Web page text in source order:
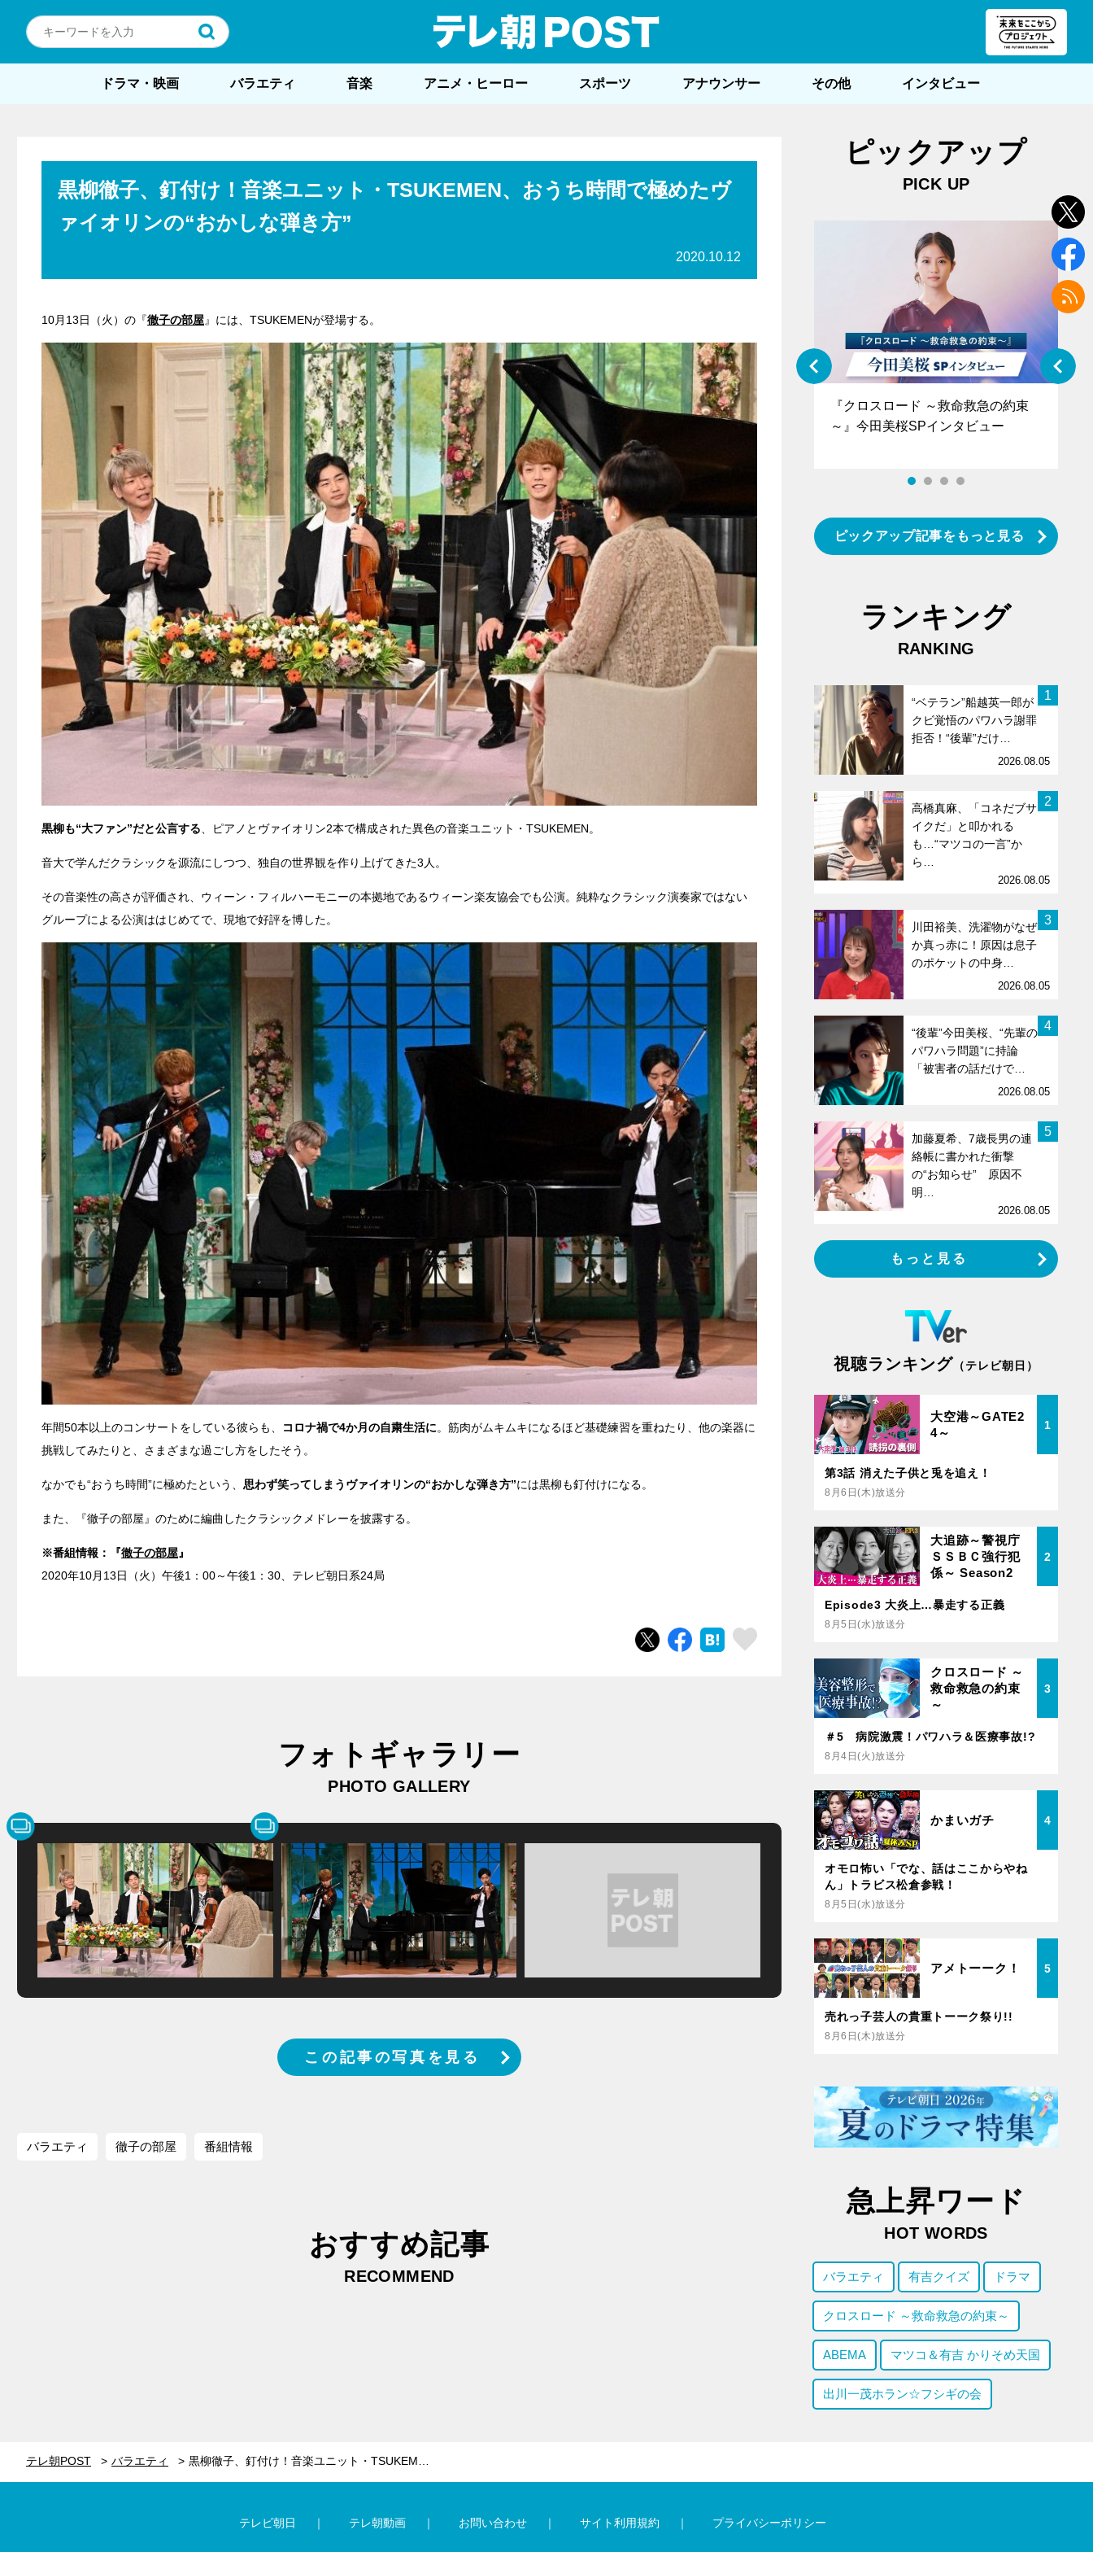
ドラマ・映画 バラエティ 音楽 アニメ・ヒーロー スポーツ アナウンサー その他 インタビュー
黒柳徹子、釘付け！音楽ユニット・TSUKEMEN、おうち時間で極めたヴ
ァイオリンの“おかしな弾き方”
2020.10.12
10月13日（火）の『徹子の部屋』には、TSUKEMENが登場する。
黒柳も“大ファン”だと公言する 、ピアノとヴァイオリン2本で構成された異色の音楽ユニット・TSUKEMEN。
音大で学んだクラシックを源流にしつつ、独自の世界観を作り上げてきた3人。
その音楽性の高さが評価され、ウィーン・フィルハーモニーの本拠地であるウィーン楽友協会でも公演。純粋なクラシック演奏家ではない
グループによる公演ははじめてで、現地で好評を博した。
年間50本以上のコンサートをしている彼らも、 コロナ禍で4か月の自粛生活に。筋肉がムキムキになるほど基礎練習を重ねたり、他の楽器に
挑戦してみたりと、さまざまな過ごし方をしたそう。
なかでも“おうち時間”に極めたという、 思わず笑ってしまうヴァイオリンの“おかしな弾き方”には黒柳も釘付けになる。
また、『徹子の部屋』のために編曲したクラシックメドレーを披露する。
※番組情報：『徹子の部屋』
2020年10月13日（火）午後1：00～午後1：30、テレビ朝日系24局
ツイートシェア はてブ
フォトギャラリー
PHOTO GALLERY
この記事の写真を見る
バラエティ 徹子の部屋 番組情報
おすすめ記事
RECOMMEND
ピックアップ
PICK UP
『アイ＝ラブ！げーみんぐ』＝LOV
E齋藤樹愛羅＆佐々木舞香SPインタ
ビュー
『クロスロード ～救命救急の約束
～』今田美桜SPインタビュー
ピックアップ記事をもっと見る
ランキング
RANKING
1
“ベテラン”船越英一郎が
クビ覚悟のパワハラ謝罪
拒否！“後輩”だけ…
2026.08.05
2
高橋真麻、「コネだブサ
イクだ」と叩かれる
も…“マツコの一言”か
ら…
2026.08.05
3
川田裕美、洗濯物がなぜ
か真っ赤に！原因は息子
のポケットの中身…
2026.08.05
4
“後輩”今田美桜、“先輩の
パワハラ問題”に持論
「被害者の話だけで…
2026.08.05
5
加藤夏希、7歳長男の連
絡帳に書かれた衝撃
の“お知らせ” 原因不
明…
2026.08.05
もっと見る
視聴ランキング （テレビ朝日）
大空港～GATE2
4～
1
第3話 消えた子供と兎を追え！
8月6日(木)放送分
大追跡～警視庁
ＳＳＢＣ強行犯
係～ Season2
2
Episode3 大炎上…暴走する正義
8月5日(水)放送分
クロスロード ～
救命救急の約束
～
3
＃5 病院激震！パワハラ＆医療事故!?
8月4日(火)放送分
かまいガチ 4
オモロ怖い「でな、話はここからやね
ん」トラビス松倉参戦！
8月5日(水)放送分
アメトーーク！ 5
売れっ子芸人の貴重トーーク祭り!!
8月6日(木)放送分
急上昇ワード
HOT WORDS
バラエティ 有吉クイズ ドラマ
クロスロード ～救命救急の約束～
ABEMA マツコ＆有吉 かりそめ天国
出川一茂ホラン☆フシギの会
テレ朝POST バラエティ
テレビ朝日 テレ朝動画 お問い合わせ サイト利用規約 プライバシーポリシー